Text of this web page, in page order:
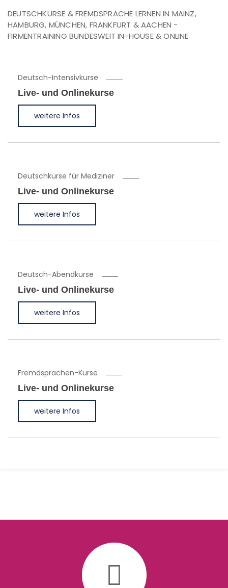
DEUTSCHKURSE & FREMDSPRACHE LERNEN IN MAINZ,
HAMBURG, MÜNCHEN, FRANKFURT & AACHEN -
FIRMENTRAINING BUNDESWEIT IN-HOUSE & ONLINE
Deutsch-Intensivkurse
Live- und Onlinekurse
weitere Infos
Deutschkurse für Mediziner
Live- und Onlinekurse
weitere Infos
Deutsch-Abendkurse
Live- und Onlinekurse
weitere Infos
Fremdsprachen-Kurse
Live- und Onlinekurse
weitere Infos